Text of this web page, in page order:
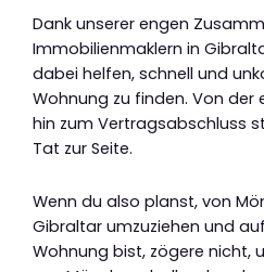
Dank unserer engen
Immobilienmaklern in
dabei helfen, schnell und
Wohnung zu finden. Von der
hin zum Vertragsabschluss
Tat zur Seite.
Wenn du also planst, von
Gibraltar umzuziehen und
Wohnung bist, zögere nicht,